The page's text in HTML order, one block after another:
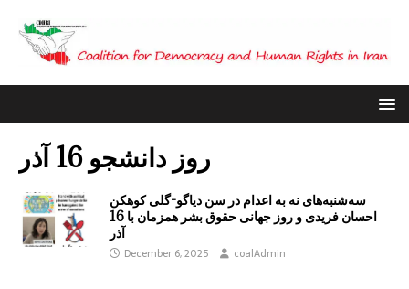
روز دانشجو 16 آذر
سه‌شنبه‌های نه به اعدام در سن دیاگو-گلی کوهکن
احسان فریدی و روز جهانی حقوق بشر همزمان با 16
آذر
December 6, 2025 coalAdmin